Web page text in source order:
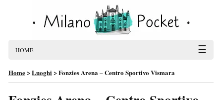
HOME ☰
Home>Luoghi>Fonzies Arena – Centro Sportivo Vismara